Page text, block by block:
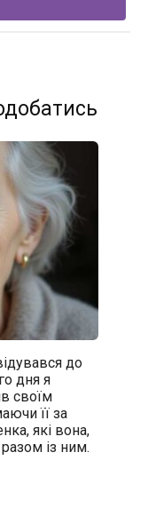
до
дня я
своїм
її за
які вона,
із ним.